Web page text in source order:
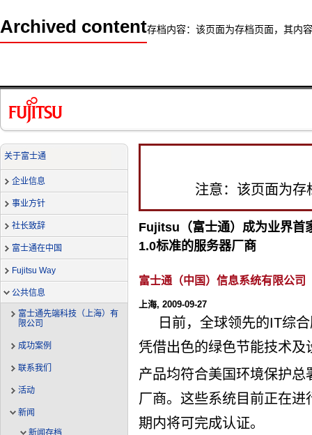
Archived content存档内容：该页面为存档页面，其内
关于富士通
企业信息
事业方针
社长致辞
富士通在中国
Fujitsu Way
公共信息
富士通先端科技（上海）有
限公司
成功案例
联系我们
活动
新闻
新闻存档
注意：该页面为
Fujitsu（富士通）成为业界首
1.0标准的服务器厂商
富士通（中国）信息系统有限公司
上海, 2009-09-27
日前，全球领先的IT综
凭借出色的绿色节能技术
产品均符合美国环境保护
厂商。这些系统目前正在
期内将可完成认证。